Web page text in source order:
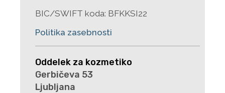
BIC/SWIFT koda: BFKKSI22
Politika zasebnosti
Oddelek za kozmetiko
Gerbičeva 53
Ljubljana